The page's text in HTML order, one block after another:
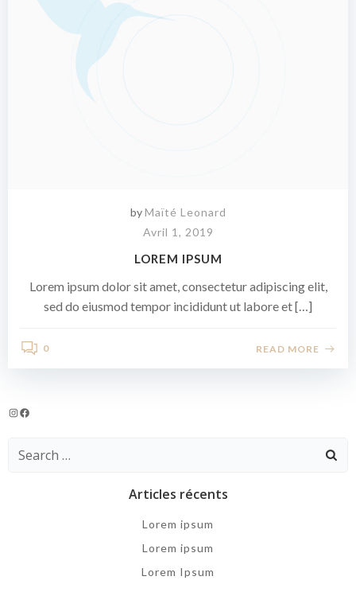
byMaïté Leonard
Avril 1, 2019
LOREM IPSUM
Lorem ipsum dolor sit amet, consectetur adipiscing elit,
sed do eiusmod tempor incididunt ut labore et […]
0 READ MORE
Instagram
Facebook
Search
Articles récents
Lorem ipsum
Lorem ipsum
Lorem Ipsum